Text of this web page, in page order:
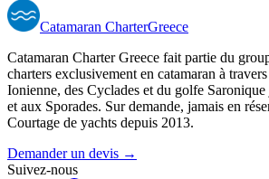
Catamaran CharterGreece
Catamaran Charter Greece fait partie du
charters exclusivement en catamaran à
Ionienne, des Cyclades et du golfe
et aux Sporades. Sur demande, jamais en
Courtage de yachts depuis 2013.
Demander un devis →
Suivez-nous